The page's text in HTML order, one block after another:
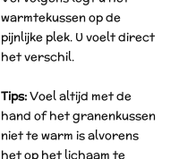
warmtekussen op de
pijnlijke plek. U voelt direct
het verschil.
Tips:Voel altijd met de
hand of het granenkussen
niet te warm is alvorens
het op het lichaam te